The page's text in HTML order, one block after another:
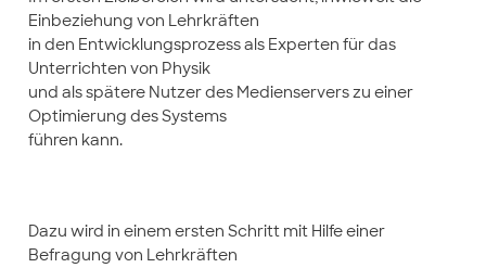
Einbeziehung von Lehrkräften
in den Entwicklungsprozess als Experten für das
Unterrichten von Physik
und als spätere Nutzer des Medienservers zu einer
Optimierung des Systems
führen kann.
Dazu wird in einem ersten Schritt mit Hilfe einer
Befragung von Lehrkräften